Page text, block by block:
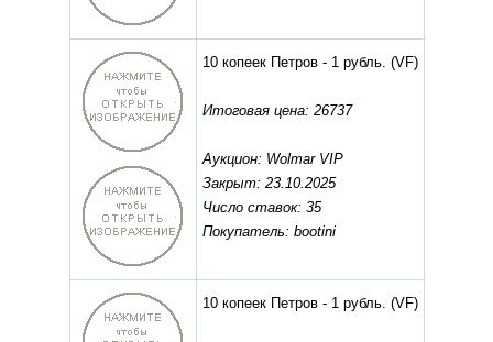
10 копеек Петров - 1 рубль. (VF)
Итоговая цена: 26737
Аукцион: Wolmar VIP
Закрыт: 23.10.2025
Число ставок: 35
Покупатель: bootini
10 копеек Петров - 1 рубль. (VF)